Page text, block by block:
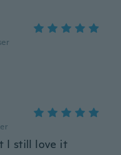
I still love it